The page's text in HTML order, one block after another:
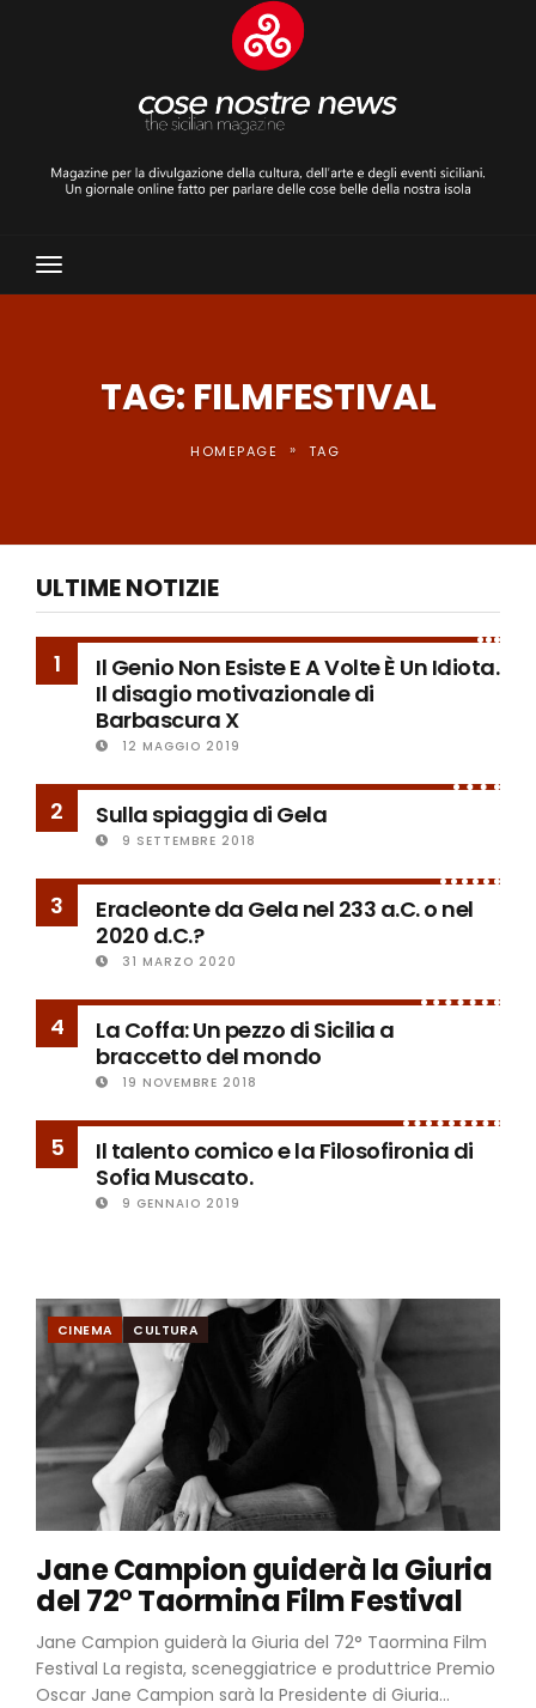
Toggle
Navigation
TAG: FILMFESTIVAL
HOMEPAGE » TAG
ULTIME NOTIZIE
1
Il Genio Non Esiste E A Volte È Un Idiota.
Il disagio motivazionale di
Barbascura X
12 MAGGIO 2019
2 Sulla spiaggia di Gela
9 SETTEMBRE 2018
3
Eracleonte da Gela nel 233 a.C. o nel
2020 d.C.?
31 MARZO 2020
4
La Coffa: Un pezzo di Sicilia a
braccetto del mondo
19 NOVEMBRE 2018
5
Il talento comico e la Filosofironia di
Sofia Muscato.
9 GENNAIO 2019
CINEMA CULTURA
Jane Campion guiderà la Giuria
del 72° Taormina Film Festival
Jane Campion guiderà la Giuria del 72° Taormina Film
Festival La regista, sceneggiatrice e produttrice Premio
Oscar Jane Campion sarà la Presidente di Giuria...